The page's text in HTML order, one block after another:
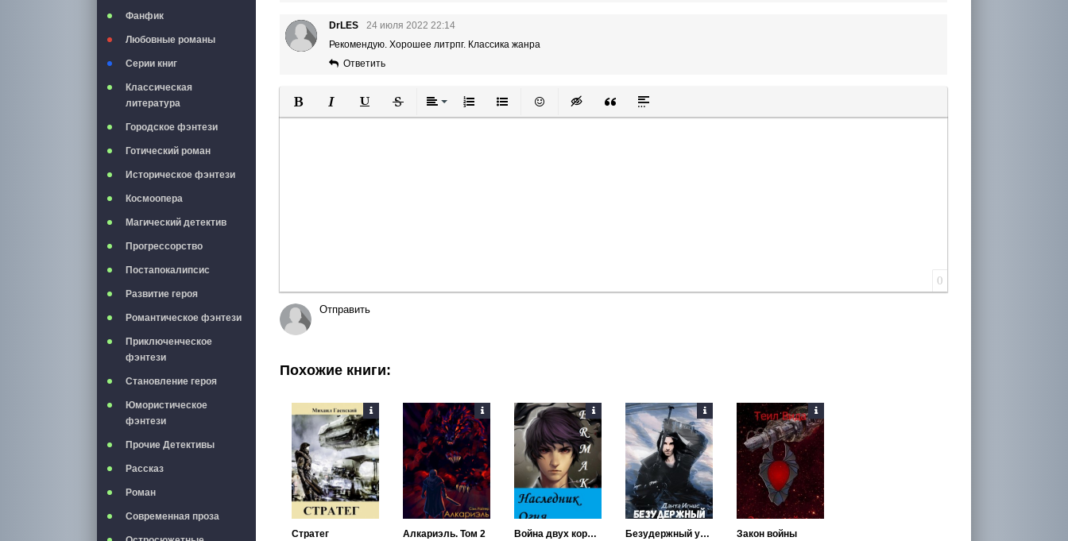
Фанфик
Любовные романы
Серии книг
Классическая
литература
Городское фэнтези
Готический роман
Историческое фэнтези
Космоопера
Магический детектив
Прогрессорство
Постапокалипсис
Развитие героя
Романтическое фэнтези
Приключенческое
фэнтези
Становление героя
Юмористическое
фэнтези
Прочие Детективы
Рассказ
Роман
Современная проза
DrLES
24 июля 2022 22:14
Рекомендую. Хорошее литрпг. Классика жанра
Ответить
Полужирный
КурсивПодчеркнутый
ЗачеркнутыйВыравнивание
Нумерованный список
Маркированный список
Вставить смайлик
Вставка скрытого текста
Вставка цитаты
Вставка спойлера
0
Отправить
Похожие книги:
Стратег Алкариэль. Том 2 Война двух королевств Безудержный ураган Закон войны